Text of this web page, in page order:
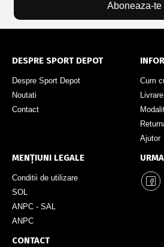
Aboneaza-te
DESPRE SPORT DEPOT
Despre Sport Depot
Noutati
Contact
Cum
Livrare
Ajutor
MENȚIUNI LEGALE
Conditii de utilizare
SOL
ANPC - SAL
ANPC
CONTACT